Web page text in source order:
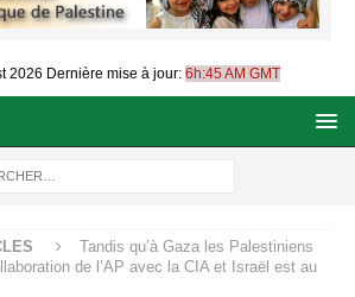
2026 Dernière mise à jour: 6h:45 AM GMT
Tandis qu’à Gaza les Palestiniens
de l’AP avec la CIA et Israël est au